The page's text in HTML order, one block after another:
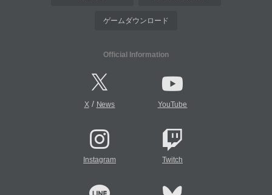
ゲームダウンロード
Official Information
X/ News YouTube
Instagram Twitch